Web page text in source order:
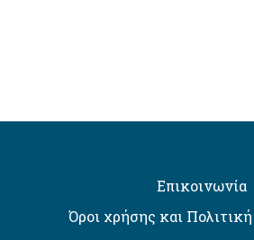
Επικοινωνία
Όροι χρήσης και